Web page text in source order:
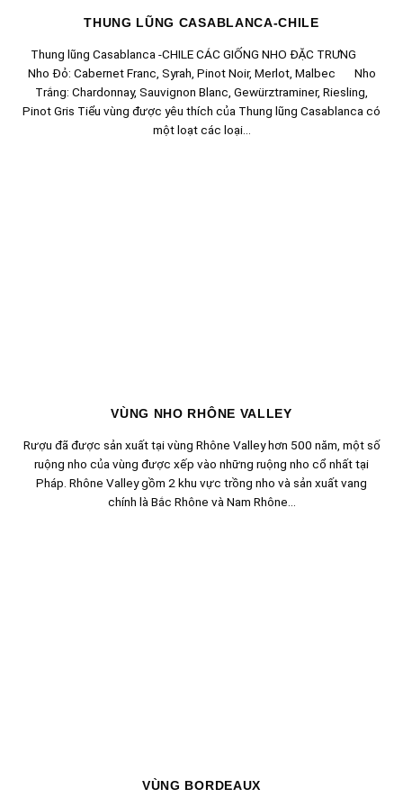
THUNG LŨNG CASABLANCA-CHILE
Thung lũng Casablanca -CHILE CÁC GIỐNG NHO ĐẶC TRƯNG
Nho Đỏ: Cabernet Franc, Syrah, Pinot Noir, Merlot, Malbec Nho
Trắng: Chardonnay, Sauvignon Blanc, Gewürztraminer, Riesling,
Pinot Gris Tiểu vùng được yêu thích của Thung lũng Casablanca có
một loạt các loại...
VÙNG NHO RHÔNE VALLEY
Rượu đã được sản xuất tại vùng Rhône Valley hơn 500 năm, một số
ruộng nho của vùng được xếp vào những ruộng nho cổ nhất tại
Pháp. Rhône Valley gồm 2 khu vực trồng nho và sản xuất vang
chính là Bắc Rhône và Nam Rhône...
VÙNG BORDEAUX